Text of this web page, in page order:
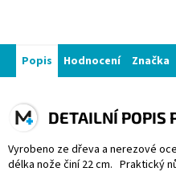
Popis Hodnocení Značka
DETAILNÍ POPIS
Vyrobeno ze dřeva a nerezové
délka nože činí 22 cm. Praktický